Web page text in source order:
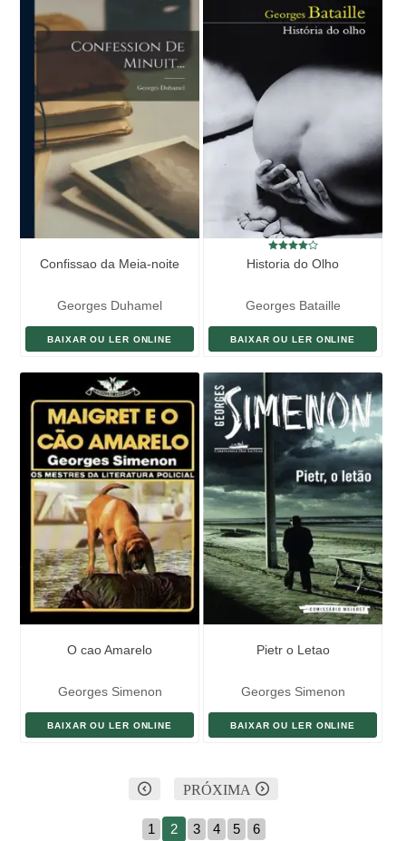
Confissao da Meia-noite
Georges Duhamel
BAIXAR OU LER ONLINE
Historia do Olho
Georges Bataille
BAIXAR OU LER ONLINE
O cao Amarelo
Georges Simenon
BAIXAR OU LER ONLINE
Pietr o Letao
Georges Simenon
BAIXAR OU LER ONLINE
PRÓXIMA
1 2 3 4 5 6